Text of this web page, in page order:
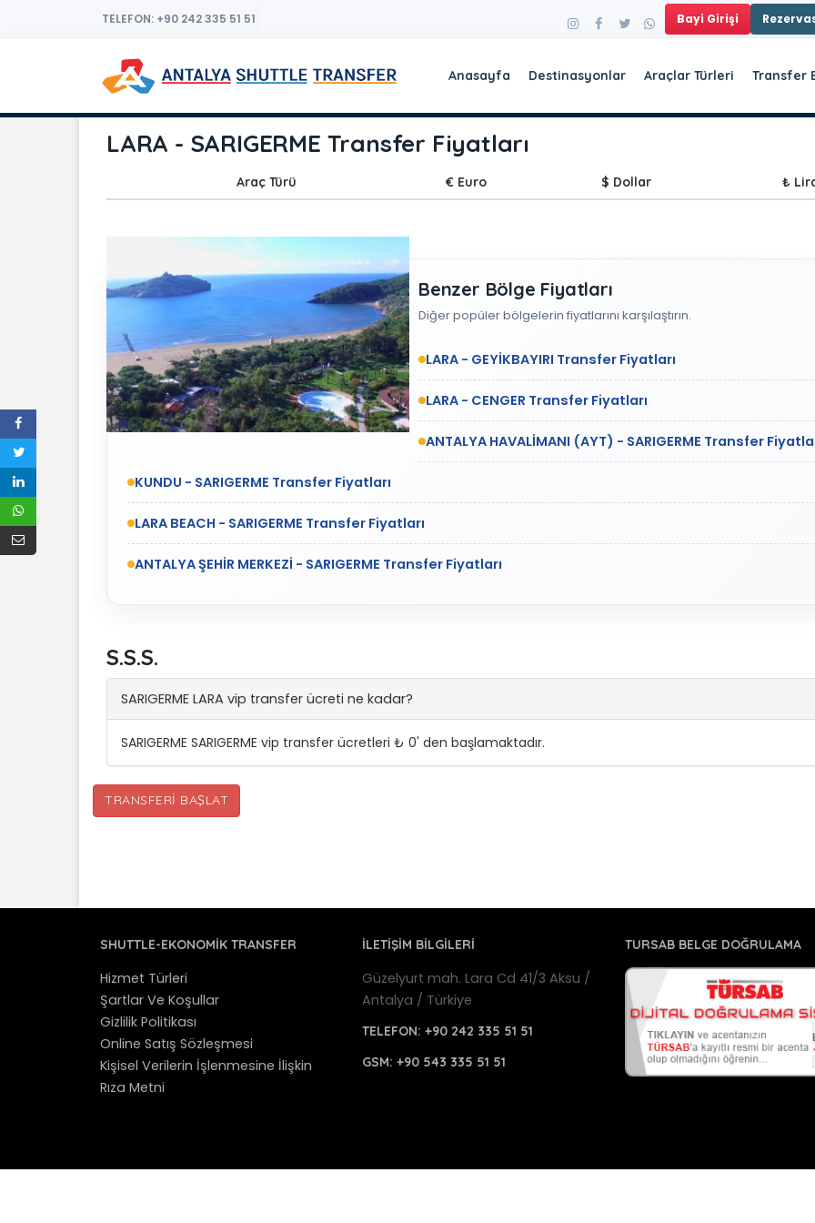
TELEFON: +90 242 335 51 51 Bayi Girişi
Anasayfa Destinasyonlar Araçlar Türleri Transfer
LARA - SARIGERME Transfer Fiyatları
Araç Türü € Euro $ Dollar ₺
Benzer Bölge Fiyatları
Diğer popüler bölgelerin fiyatlarını karşılaştırın.
LARA - GEYİKBAYIRI Transfer Fiyatları
LARA - CENGER Transfer Fiyatları
ANTALYA HAVALİMANI (AYT) - SARIGERME Transfer
KUNDU - SARIGERME Transfer Fiyatları
LARA BEACH - SARIGERME Transfer Fiyatları
ANTALYA ŞEHİR MERKEZİ - SARIGERME Transfer Fiyatları
S.S.S.
SARIGERME LARA vip transfer ücreti ne kadar?
SARIGERME SARIGERME vip transfer ücretleri ₺ 0' den başlamaktadır.
TRANSFERI BAŞLAT
SHUTTLE-EKONOMIK TRANSFER
Hizmet Türleri
Şartlar Ve Koşullar
Gizlilik Politikası
Online Satış Sözleşmesi
Kişisel Verilerin İşlenmesine İlişkin
Rıza Metni
İLETİŞİM BİLGİLERİ
Güzelyurt mah. Lara Cd 41/3 Aksu /
Antalya / Türkiye
TELEFON:+90 242 335 51 51
GSM:+90 543 335 51 51
TURSAB BELGE DOĞRULAMA